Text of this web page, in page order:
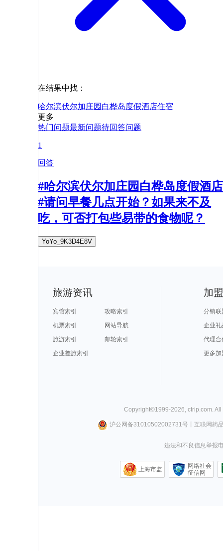
在结果中找：
哈尔滨伏尔加庄园白桦岛度假酒店住宿
更多
热门问题最新问题待回答问题
1
回答
#哈尔滨伏尔加庄园白桦岛度假酒店
#请问早餐几点开始？如果来不及
吃，可否打包些易带的食物呢？
YoYo_9K3D4E8V
旅游资讯
宾馆索引
攻略索引
机票索引
网站导航
旅游索引
邮轮索引
企业差旅索引
加
分销联
企业礼
代理合
更多加
Copyright©1999-2026 ctrip.com .
沪公网备31010502002731号丨 互联网药
违法和不良信息举报
上海市监
网络社会
征信网